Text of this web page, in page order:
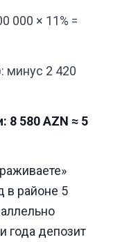
000 × 11% =
минус 2 420
8 580 AZN ≈ 5
в районе 5
года депозит